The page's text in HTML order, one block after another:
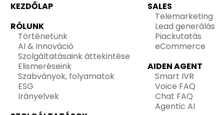
KEZDŐLAP
RÓLUNK
Történetünk
AI & Innováció
Szolgáltatásaink áttekintése
Elismeréseink
Szabványok, folyamatok
ESG
Irányelvek
SALES
Telemarketing
Lead generálás
Piackutatás
eCommerce
AIDEN AGENT
Smart IVR
Voice FAQ
Chat FAQ
Agentic AI